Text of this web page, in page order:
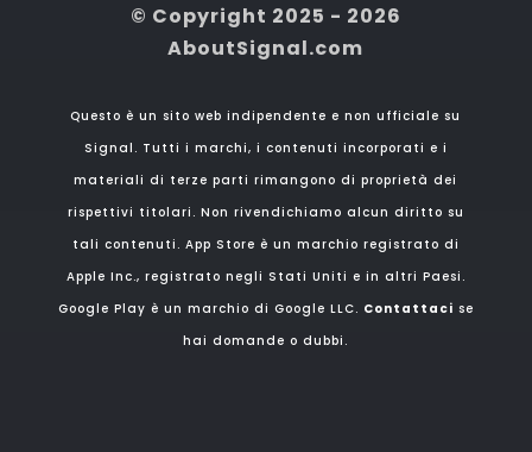
© Copyright 2025 - 2026
AboutSignal.com
Questo è un sito web indipendente e non ufficiale su
Signal. Tutti i marchi, i contenuti incorporati e i
materiali di terze parti rimangono di proprietà dei
rispettivi titolari. Non rivendichiamo alcun diritto su
tali contenuti. App Store è un marchio registrato di
Apple Inc., registrato negli Stati Uniti e in altri Paesi.
Google Play è un marchio di Google LLC. Contattaci se
hai domande o dubbi.